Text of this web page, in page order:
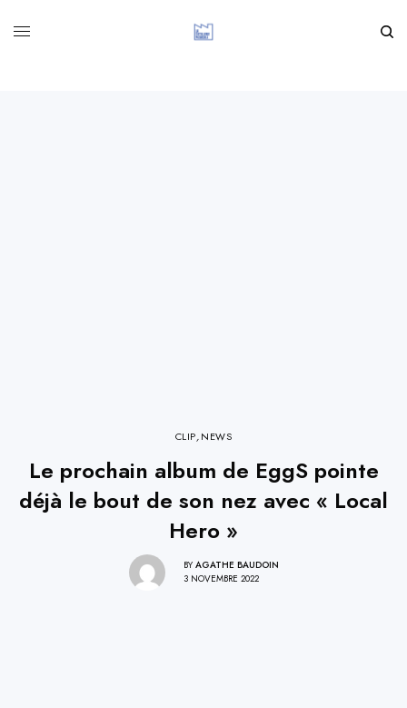
CLIP,NEWS
Le prochain album de EggS pointe
déjà le bout de son nez avec « Local
Hero »
BY AGATHE BAUDOIN
3 NOVEMBRE 2022